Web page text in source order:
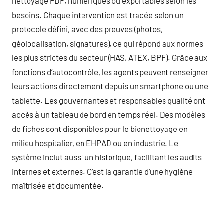
besoins. Chaque intervention est tracée selon un
protocole défini, avec des preuves (photos,
géolocalisation, signatures), ce qui répond aux normes
les plus strictes du secteur (HAS, ATEX, BPF). Grâce aux
fonctions d’autocontrôle, les agents peuvent renseigner
leurs actions directement depuis un smartphone ou une
tablette. Les gouvernantes et responsables qualité ont
accès à un tableau de bord en temps réel. Des modèles
de fiches sont disponibles pour le bionettoyage en
milieu hospitalier, en EHPAD ou en industrie. Le
système inclut aussi un historique, facilitant les audits
internes et externes. C’est la garantie d’une hygiène
maîtrisée et documentée.